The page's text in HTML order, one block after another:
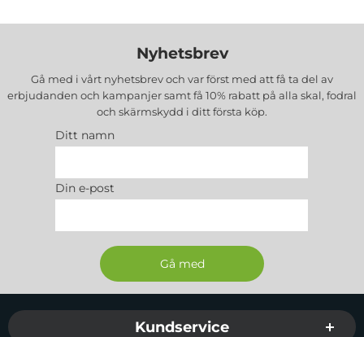
Nyhetsbrev
Gå med i vårt nyhetsbrev och var först med att få ta del av
erbjudanden och kampanjer samt få 10% rabatt på alla skal, fodral
och skärmskydd i ditt första köp.
Ditt namn
Din e-post
Sidfot Blandad info och länkar
Kundservice